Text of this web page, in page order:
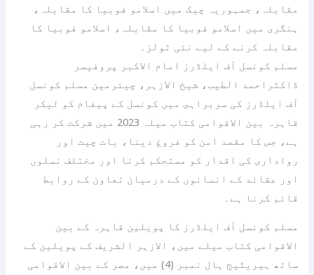
مقابلہ، جمہوریہ چیک میں اسلامو فوبیا کا مقابلہ،
ہنگری میں اسلامو فوبیا کا مقابلہ، اسلامو فوبیا کا
مقابلہ کرنے کے لیے نئی ٹولز۔
مسلم كونسل آف ایلڈرز امام الاکبر پروفیسر
ڈاکٹراحمد الطیب، شیخ الازہر، چیئرمین مسلم کونسل
آف ایلڈرز کی سربراہى میں كونسل کے پیغام كو ليكر
قاہرہ بین الاقوامی کتاب میلہ 2023 میں شرکت کر رہی
ہے، جس کا مقصد امن کو فروغ دینا، بات چیت اور
رواداری کی اقدار کو مستحکم کرنا اور مختلف نسلوں
اور عقائد کے انسانوں کے درمیان تعاون کے روابط
قائم کرنا ہے۔
مسلم کونسل آف ایلڈرز کا پویلین قاہرہ کے بین
الاقوامی کتاب میلے میں، الازہر الشریف کے پویلین کے
ساتھ ہیریٹیج ہال نمبر (4) میں، مصر کے بین الاقوامی